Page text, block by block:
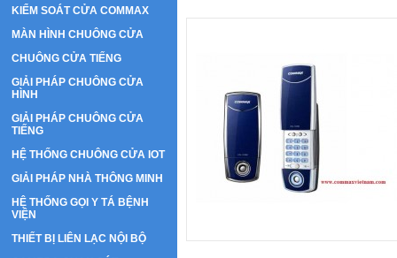
KIỂM SOÁT CỬA COMMAX
MÀN HÌNH CHUÔNG CỬA
CHUÔNG CỬA TIẾNG
GIẢI PHÁP CHUÔNG CỬA
HÌNH
GIẢI PHÁP CHUÔNG CỬA
TIẾNG
HỆ THỐNG CHUÔNG CỬA IOT
GIẢI PHÁP NHÀ THÔNG MINH
HỆ THỐNG GỌI Y TÁ BỆNH
VIỆN
THIẾT BỊ LIÊN LẠC NỘI BỘ